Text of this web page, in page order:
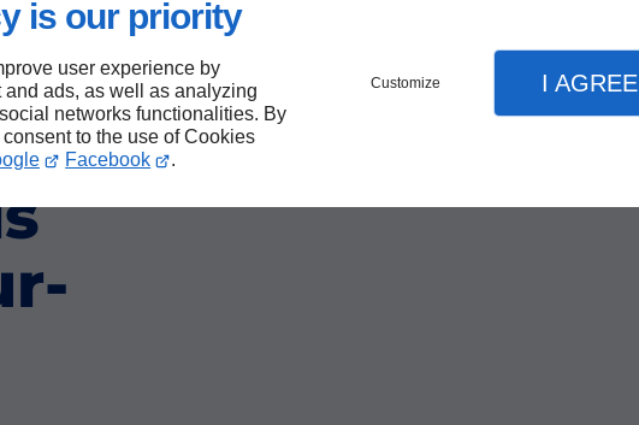
is our priority
user experience by
ads, as well as analyzing
networks functionalities. By
to the use of Cookies
Facebook .
Customize I AGREE